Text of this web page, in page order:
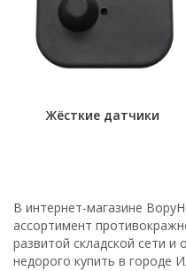
Жёсткие датчики
В интернет-магазине
ассортимент
развитой складской сети и
недорого купить в городе